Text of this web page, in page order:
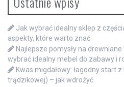
Jak wybrać idealny sklep z
aspekty, które warto znać
Najlepsze pomysły na
wybrać idealny mebel do zabawy i
Kwas migdałowy: łagodny start
trądzikowej) – jak wdrożyć